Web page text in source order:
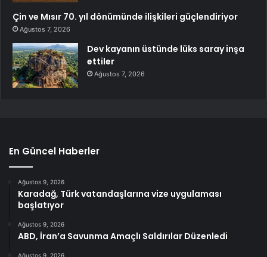
Çin ve Mısır 70. yıl dönümünde ilişkileri güçlendiriyor
Ağustos 7, 2026
Dev kayanın üstünde lüks saray inşa
ettiler
Ağustos 7, 2026
En Güncel Haberler
Ağustos 9, 2026
Karadağ, Türk vatandaşlarına vize uygulaması
başlatıyor
Ağustos 9, 2026
ABD, İran’a Savunma Amaçlı Saldırılar Düzenledi
Ağustos 9, 2026